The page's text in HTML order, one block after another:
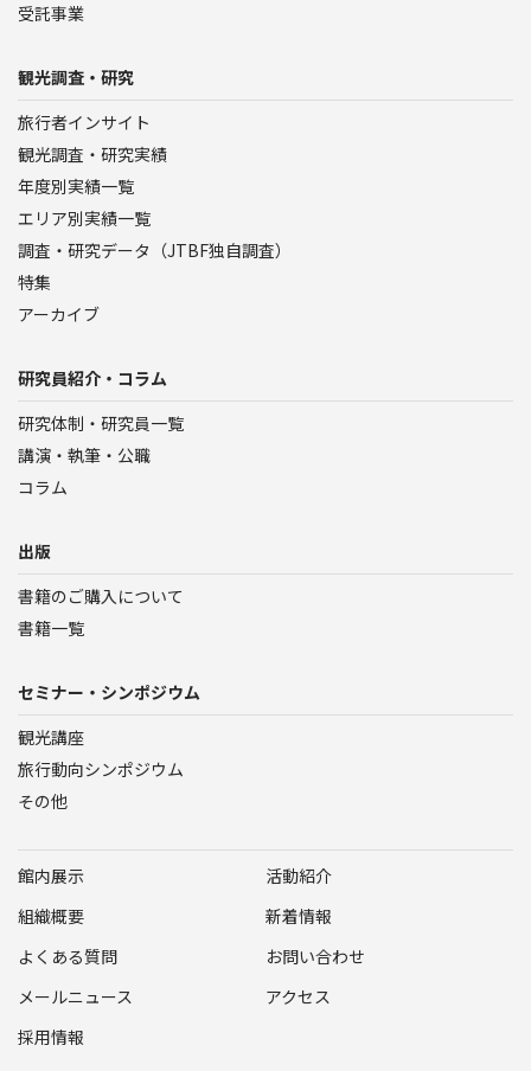
受託事業
観光調査・研究
旅行者インサイト
観光調査・研究実績
年度別実績一覧
エリア別実績一覧
調査・研究データ（JTBF独自調査）
特集
アーカイブ
研究員紹介・コラム
研究体制・研究員一覧
講演・執筆・公職
コラム
出版
書籍のご購入について
書籍一覧
セミナー・シンポジウム
観光講座
旅行動向シンポジウム
その他
館内展示
活動紹介
組織概要
新着情報
よくある質問
お問い合わせ
メールニュース
アクセス
採用情報